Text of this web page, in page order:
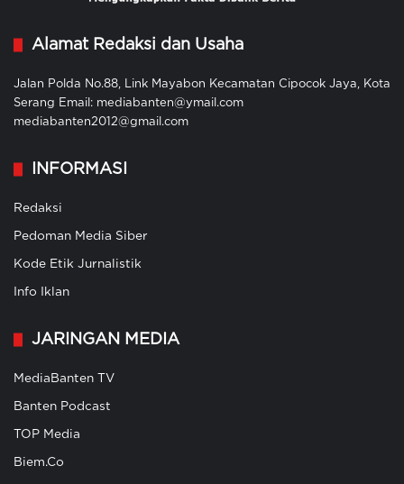
Alamat Redaksi dan Usaha
Jalan Polda No.88, Link Mayabon Kecamatan Cipocok Jaya, Kota
Serang Email: mediabanten@ymail.com
mediabanten2012@gmail.com
INFORMASI
Redaksi
Pedoman Media Siber
Kode Etik Jurnalistik
Info Iklan
JARINGAN MEDIA
MediaBanten TV
Banten Podcast
TOP Media
Biem.Co